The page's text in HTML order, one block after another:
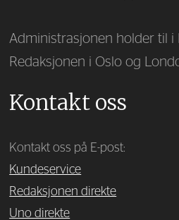
Administrasjonen holder til i
Redaksjonen i Oslo og
Kontakt oss
Kontakt oss på E-post:
Kundeservice
Redaksjonen direkte
Uno direkte